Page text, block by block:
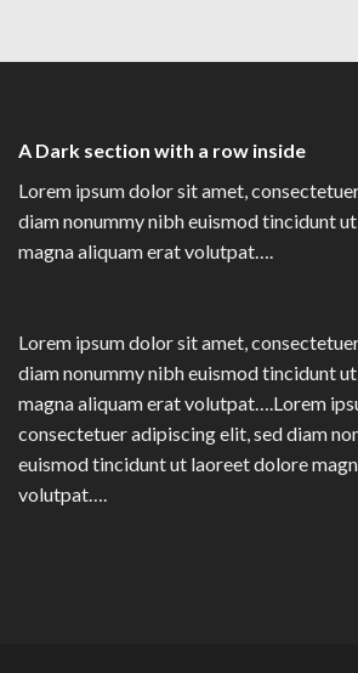
A Dark section with a row inside
Lorem ipsum dolor sit amet,
diam nonummy nibh euismod tincidunt
magna aliquam erat volutpat….
Lorem ipsum dolor sit amet,
diam nonummy nibh euismod tincidunt
magna aliquam erat volutpat….Lorem
consectetuer adipiscing elit, sed diam
euismod tincidunt ut laoreet dolore
volutpat….